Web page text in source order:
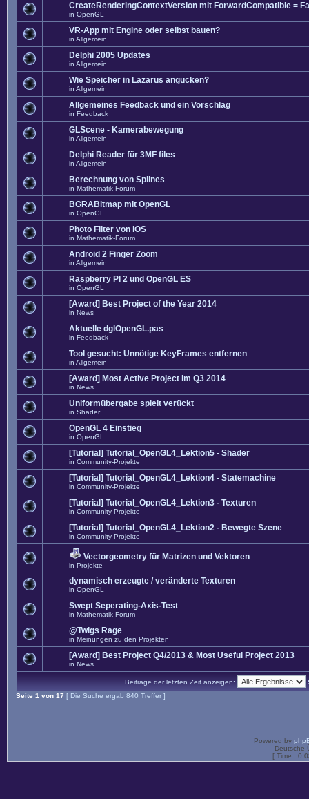
CreateRenderingContextVersion mit ForwardCompatible =
in OpenGL
VR-App mit Engine oder selbst bauen?
in Allgemein
Delphi 2005 Updates
in Allgemein
Wie Speicher in Lazarus angucken?
in Allgemein
Allgemeines Feedback und ein Vorschlag
in Feedback
GLScene - Kamerabewegung
in Allgemein
Delphi Reader für 3MF files
in Allgemein
Berechnung von Splines
in Mathematik-Forum
BGRABitmap mit OpenGL
in OpenGL
Photo FIlter von iOS
in Mathematik-Forum
Android 2 Finger Zoom
in Allgemein
Raspberry PI 2 und OpenGL ES
in OpenGL
[Award] Best Project of the Year 2014
in News
Aktuelle dglOpenGL.pas
in Feedback
Tool gesucht: Unnötige KeyFrames entfernen
in Allgemein
[Award] Most Active Project im Q3 2014
in News
Uniformübergabe spielt verückt
in Shader
OpenGL 4 Einstieg
in OpenGL
[Tutorial] Tutorial_OpenGL4_Lektion5 - Shader
in Community-Projekte
[Tutorial] Tutorial_OpenGL4_Lektion4 - Statemachine
in Community-Projekte
[Tutorial] Tutorial_OpenGL4_Lektion3 - Texturen
in Community-Projekte
[Tutorial] Tutorial_OpenGL4_Lektion2 - Bewegte Szene
in Community-Projekte
Vectorgeometry für Matrizen und Vektoren
in Projekte
dynamisch erzeugte / veränderte Texturen
in OpenGL
Swept Seperating-Axis-Test
in Mathematik-Forum
@Twigs Rage
in Meinungen zu den Projekten
[Award] Best Project Q4/2013 & Most Useful Project 2013
in News
Beiträge der letzten Zeit anzeigen:
Seite 1 von 17 [ Die Suche ergab 840 Treffer ]
Powered by
Deutsche
[ Time :